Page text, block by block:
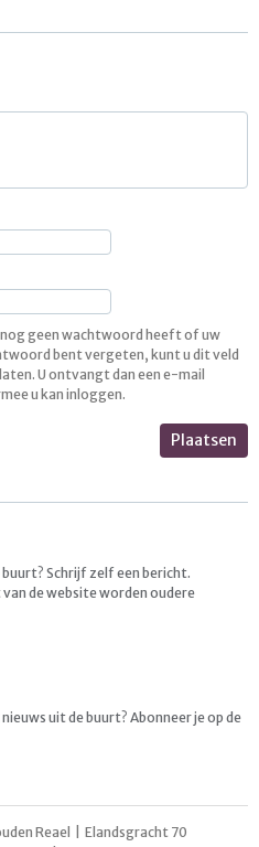
nog geen wachtwoord heeft of uw
bent vergeten, kunt u dit veld
U ontvangt dan een e-mail
u kan inloggen.
Plaatsen
Schrijf zelf een bericht.
de website worden oudere
uit de buurt? Abonneer je op de
Reael | Elandsgracht 70